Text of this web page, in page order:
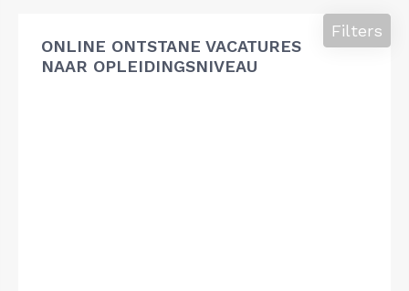
ONLINE ONTSTANE VACATURES
NAAR OPLEIDINGSNIVEAU
Filters